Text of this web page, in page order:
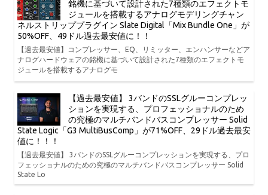
銘機に基づいて設計された7種類のエフェクトモ
ジュールを搭載するアナログモデリングチャン
ネルストリッププラグイン Slate Digital「Mix Bundle One」が
50%OFF、49ドル過去最安値に！！
【過去最安値】コンプレッサー、EQ、リミッター、エンハンサーなどア
ナログハードウェアの銘機に基づいて設計された7種類のエフェクトモ
ジュールを搭載するアナログモ
【過去最安値】 3バンドのSSLグルーコンプレッ
ションを実現する、プロフェッショナルのため
の究極のマルチバンドバスコンプレッサー Solid
State Logic「G3 MultiBusComp」が71%OFF、29ドル過去最安
値に！！！
【過去最安値】 3バンドのSSLグルーコンプレッションを実現する、プロ
フェッショナルのための究極のマルチバンドバスコンプレッサー Solid
State Lo